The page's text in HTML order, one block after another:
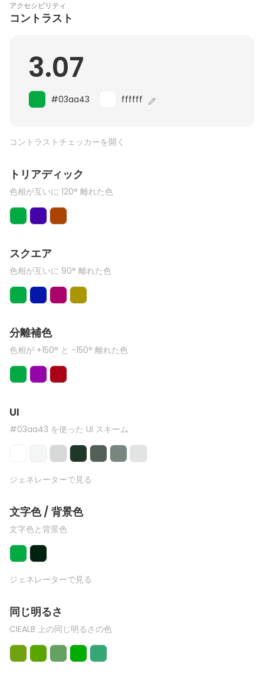
アクセシビリティ
コントラスト
3.07
#03aa43 ffffff
コントラストチェッカーを開く
トリアディック
色相が互いに 120° 離れた色
スクエア
色相が互いに 90° 離れた色
分離補色
色相が +150° と -150° 離れた色
UI
#03aa43 を使った UI スキーム
ジェネレーターで見る
文字色 / 背景色
文字色と背景色
ジェネレーターで見る
同じ明るさ
CIEALB 上の同じ明るさの色